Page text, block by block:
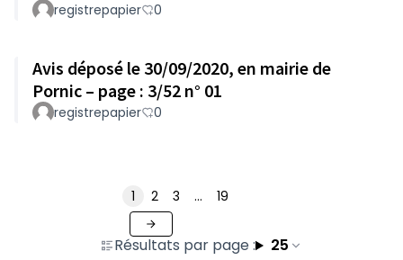
registrepapier 0
Avis déposé le 30/09/2020, en mairie de
Pornic – page : 3/52 n° 01
registrepapier 0
Résultats par page : 25
1 2 3 … 19